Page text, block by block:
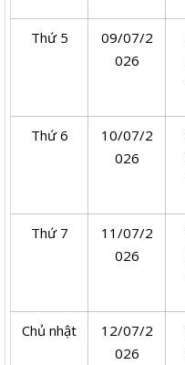
Thứ 5
09/07/2
026
Thứ 6
10/07/2
026
Thứ 7
11/07/2
026
Chủ nhật
12/07/2
026